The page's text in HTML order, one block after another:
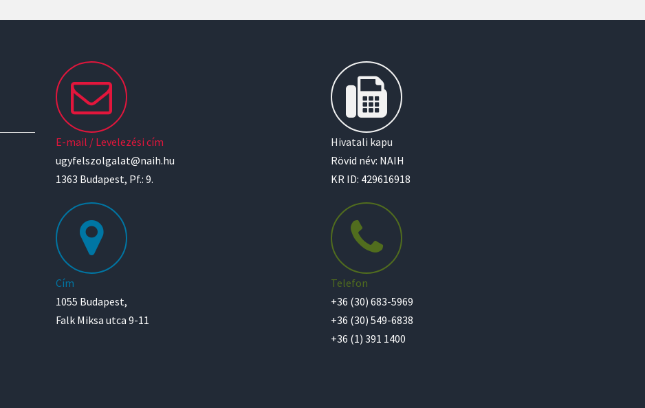
E-mail / Levelezési cím
ugyfelszolgalat@naih.hu
1363 Budapest, Pf.: 9.
Cím
1055 Budapest,
Falk Miksa utca 9-11
Hivatali kapu
Rövid név: NAIH
KR ID: 429616918
Telefon
+36 (30) 683-5969
+36 (30) 549-6838
+36 (1) 391 1400